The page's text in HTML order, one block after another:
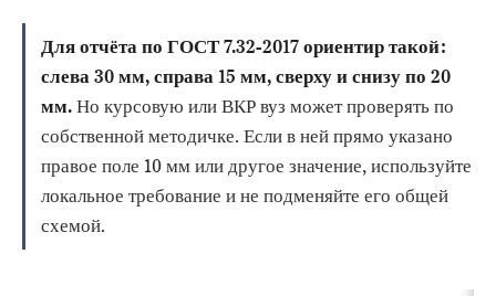
Для отчёта по ГОСТ 7.32-2017 ориентир такой:
слева 30 мм, справа 15 мм, сверху и снизу по 20
мм.Но курсовую или ВКР вуз может проверять по
собственной методичке. Если в ней прямо указано
правое поле 10 мм или другое значение, используйте
локальное требование и не подменяйте его общей
схемой.